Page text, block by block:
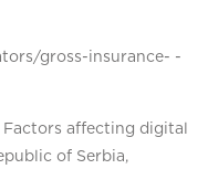
gross-insurance- -
Factors affecting digital
of Serbia,